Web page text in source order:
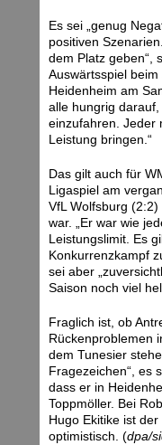
Es sei „genug
positiven
dem Platz geben“,
Auswärtsspiel
Heidenheim am
alle hungrig
einzufahren. Jeder
Leistung bringen.“
Das gilt auch für
Ligaspiel am
VfL Wolfsburg
war. „Er war wie
Leistungslimit. Es
Konkurrenzkampf
sei aber
Saison noch viel
Fraglich ist, ob
Rückenproblemen
dem Tunesier
Fragezeichen“, es
dass er in
Toppmöller. Bei
Hugo Ekitike ist
optimistisch. (dpa/